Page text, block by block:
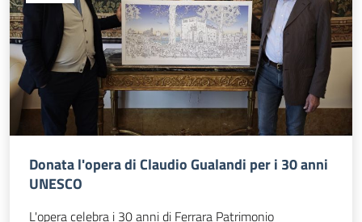
Donata l'opera di Claudio Gualandi per i 30 anni
UNESCO
L'opera celebra i 30 anni di Ferrara Patrimonio